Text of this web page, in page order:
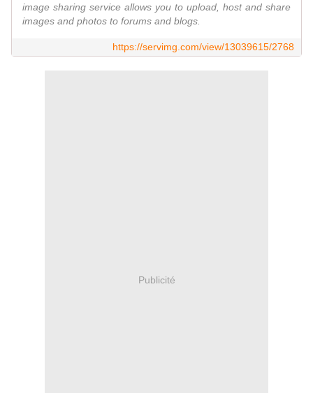
image sharing service allows you to upload, host and share
images and photos to forums and blogs.
https://servimg.com/view/13039615/2768
Publicité